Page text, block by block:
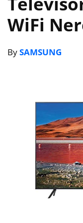
WiFi
BySAMSUNG